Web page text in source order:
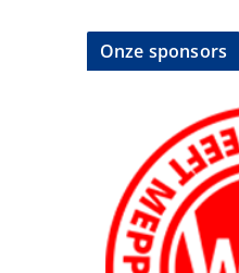
Onze sponsors